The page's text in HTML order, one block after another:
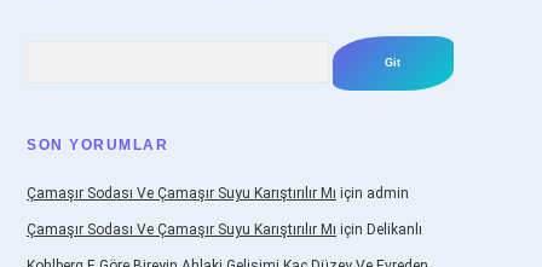
SON YORUMLAR
Çamaşır Sodası Ve Çamaşır Suyu Karıştırılır Mı için admin
Çamaşır Sodası Ve Çamaşır Suyu Karıştırılır Mı için Delikanlı